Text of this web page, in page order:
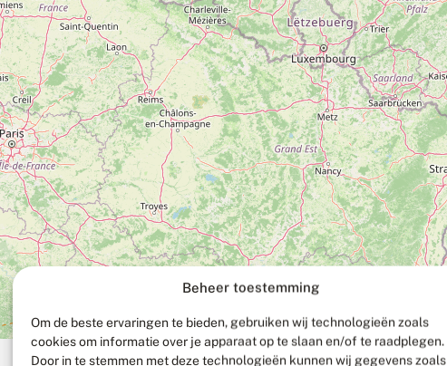
Beheer toestemming
Om de beste ervaringen te bieden, gebruiken wij technologieën zoals
cookies om informatie over je apparaat op te slaan en/of te raadplegen.
Door in te stemmen met deze technologieën kunnen wij gegevens zoals